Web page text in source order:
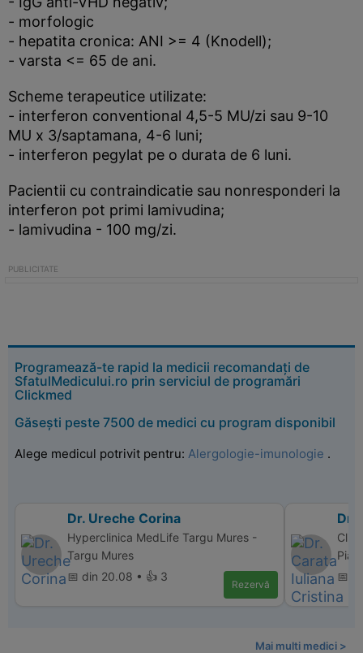
- morfologic
- hepatita cronica: ANI >= 4 (Knodell);
- varsta <= 65 de ani.
Scheme terapeutice utilizate:
- interferon conventional 4,5-5 MU/zi sau 9-10
MU x 3/saptamana, 4-6 luni;
- interferon pegylat pe o durata de 6 luni.
Pacientii cu contraindicatie sau nonresponderi la
interferon pot primi lamivudina;
- lamivudina - 100 mg/zi.
Programează-te rapid la medicii recomandați de
SfatulMedicului.ro prin serviciul de programări
Clickmed
Găsești peste 7500 de medici cu program disponibil
Alege medicul potrivit pentru: Alergologie-imunologie .
Dr. Ureche Corina
Hyperclinica MedLife Targu Mures -
Targu Mures
📅 din 20.08 • 👍 3
Rezervă
Dr.
📅
Mai multi medici >